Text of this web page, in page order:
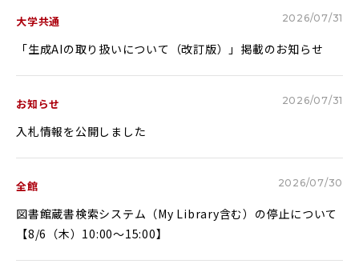
大学共通 2026/07/31
「生成AIの取り扱いについて（改訂版）」掲載のお知らせ
お知らせ 2026/07/31
入札情報を公開しました
全館 2026/07/30
図書館蔵書検索システム（My Library含む）の停止について
【8/6（木）10:00～15:00】